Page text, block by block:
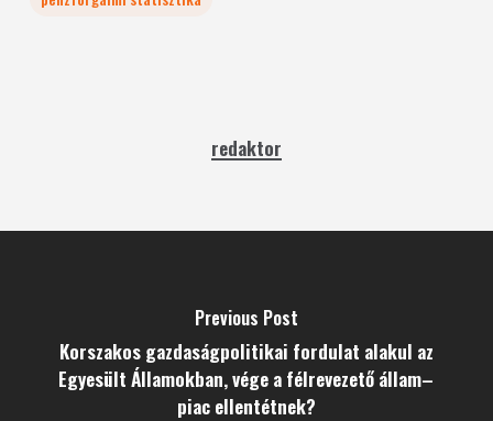
redaktor
Previous Post
Korszakos gazdaságpolitikai fordulat alakul az
Egyesült Államokban, vége a félrevezető állam–
piac ellentétnek?